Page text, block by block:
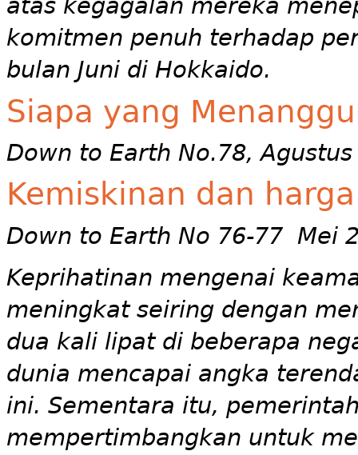
komitmen penuh terhadap
bulan Juni di Hokkaido.
Siapa yang
Down to Earth No.78,
Kemiskinan dan
Down to Earth No 76-77 Mei
Keprihatinan mengenai
meningkat seiring dengan
dua kali lipat di beberapa
dunia mencapai angka
ini. Sementara itu,
mempertimbangkan untuk